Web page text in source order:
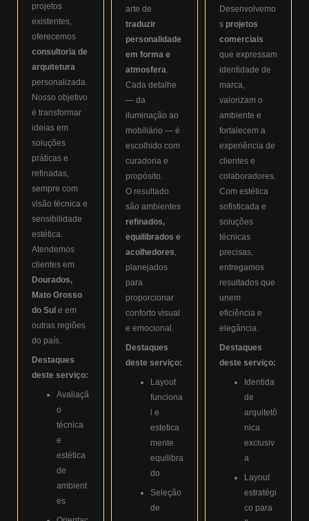
projetos
existentes,
oferecemos
consultoria de
arquitetura
personalizada.
Nosso objetivo
é transformar
ideias em
soluções
práticas e
refinadas,
sempre com
visão técnica e
sensibilidade
estética.
Atendemos
clientes em
Dourados,
Mato Grosso
do Sul e em
outras regiões
do país.
Destaques
deste serviço:
Avaliaçã
o
técnica
e
estética
de
ambient
es
arte de
traduzir
personalidade
em forma e
atmosfera
Cada detalhe
— da
iluminação ao
mobiliário — é
escolhido com
curadoria e
propósito.
O resultado
são ambientes
refinados,
equilibrados e
acolhedores
planejados
para
proporcionar
conforto visual
e emocional.
Destaques
deste serviço:
Layout
funciona
l e
estetica
mente
equilibra
do
Seleção
de
Desenvolvemo
s projetos
comerciais
que expressam
identidade de
marca,
valorizam o
ambiente e
fortalecem a
experiência de
clientes e
colaboradores.
Com estética
sofisticada e
soluções
técnicas
precisas,
entregamos
resultados que
unem
eficiência e
elegância.
Destaques
deste serviço:
Identida
de
arquitetô
nica
exclusiv
a
Layout
estratégi
co para